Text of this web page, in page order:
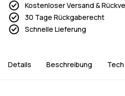
Kostenloser Versand &
30 Tage Rückgaberecht
Schnelle Lieferung
Details Beschreibung Tech